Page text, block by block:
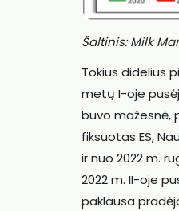
Šaltinis: Milk
Tokius didelius
metų I-oje
buvo mažesnė,
fiksuotas ES,
ir nuo 2022 m.
2022 m. II-oje
paklausa